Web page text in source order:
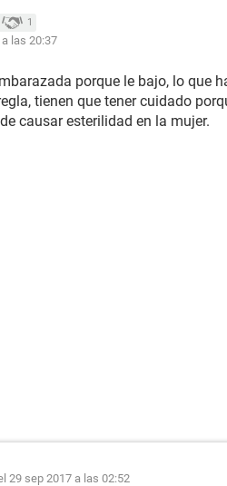
1
las 20:37
porque le bajo, lo que
tienen que tener cuidado
causar esterilidad en la mujer.
29 sep 2017 a las 02:52